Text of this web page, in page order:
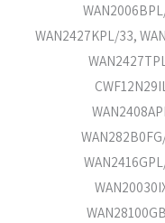
WAN2427KPL/33,